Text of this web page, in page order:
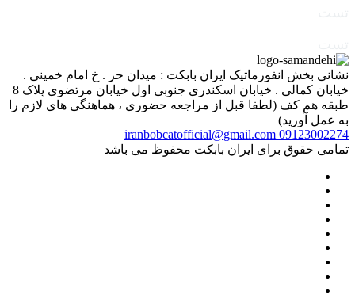
نشانی بخش انفورماتیک ایران بابکت : میدان حر . خ امام خمینی .
خیابان کمالی . خیابان اسکندری جنوبی اول خیابان مرتضوی پلاک 8
طبقه هم کف (لطفا قبل از مراجعه حضوری ، هماهنگی های لازم را
به عمل آورید)
09123002274
iranbobcatofficial@gmail.com
تمامی حقوق برای ایران بابکت محفوظ می باشد